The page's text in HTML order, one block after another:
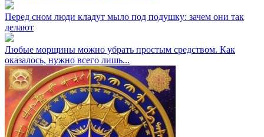
Перед сном люди кладут мыло под подушку: зачем они так
делают
Любые морщины можно убрать простым средством. Как
оказалось, нужно всего лишь...